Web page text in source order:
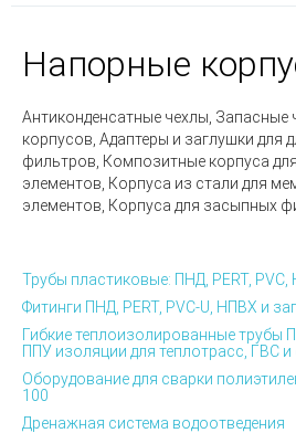
Напорные
Антиконденсатные чехлы, Запасные
корпусов, Адаптеры и заглушки для
фильтров, Композитные корпуса
элементов, Корпуса из стали для
элементов, Корпуса для засыпных
Трубы пластиковые: ПНД, PERT,
Фитинги ПНД, PERT, PVC-U, НПВХ и
Гибкие теплоизолированные трубы
ППУ изоляции для теплотрасс, ГВС и
Оборудование для сварки
100
Дренажная система водоотведения